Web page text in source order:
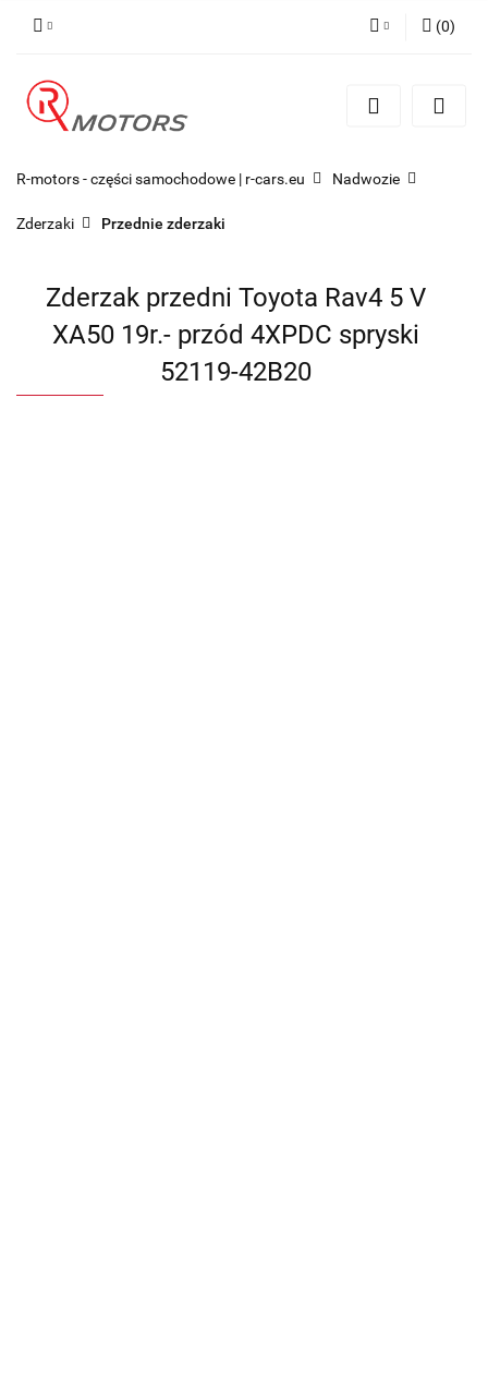
Zarejestruj się
(0)
R-motors - części samochodowe | r-cars.eu Nadwozie
Zderzaki Przednie zderzaki
Zderzak przedni Toyota Rav4 5 V
XA50 19r.- przód 4XPDC spryski
52119-42B20